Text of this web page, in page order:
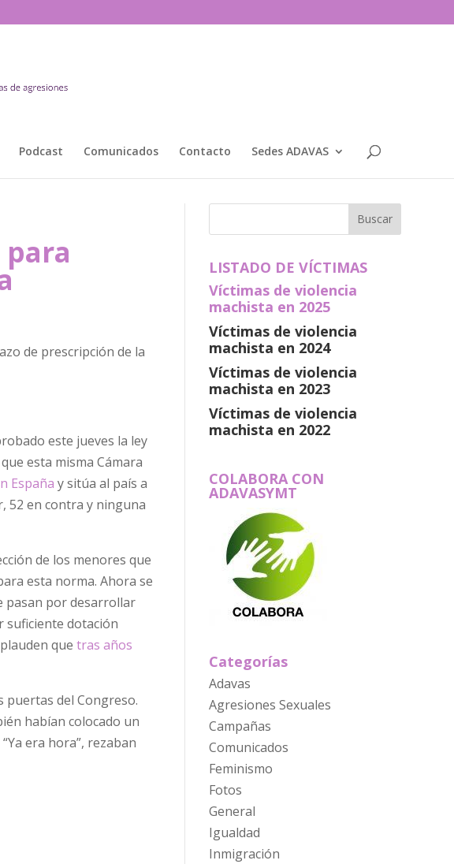
Podcast Comunicados Contacto Sedes ADAVAS
de prescripción de la
este jueves la ley
esta misma Cámara
España y sitúa al país a
52 en contra y ninguna
de los menores que
esta norma. Ahora se
pasan por desarrollar
suficiente dotación
quetras años
puertas del Congreso.
habían colocado un
era hora”, rezaban
LISTADO DE VÍCTIMAS
Víctimas de violencia
machista en 2025
Víctimas de violencia
machista en 2024
Víctimas de violencia
machista en 2023
Víctimas de violencia
machista en 2022
COLABORA CON
ADAVASYMT
Categorías
Adavas
Agresiones Sexuales
Campañas
Comunicados
Feminismo
Fotos
General
Igualdad
Inmigración